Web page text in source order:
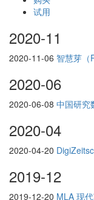
试用
2020-11
2020-11-06 智慧芽（
2020-06
2020-06-08 中国研究
2020-04
2020-04-20
2019-12
2019-12-20 MLA 现